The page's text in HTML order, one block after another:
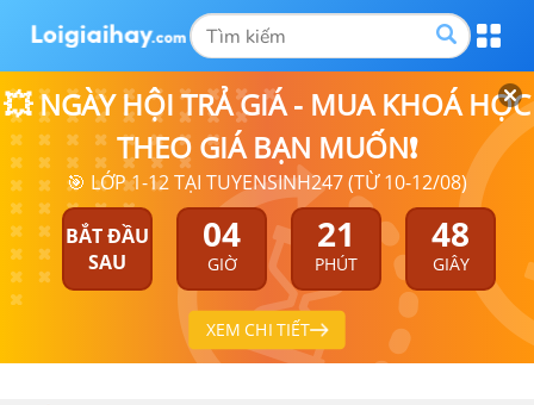
💥 NGÀY HỘI TRẢ GIÁ - MUA KHOÁ HỌC
THEO GIÁ BẠN MUỐN❗
🎯 LỚP 1-12 TẠI TUYENSINH247 (TỪ 10-12/08)
BẮT ĐẦU
SAU
04
GIỜ
21
PHÚT
48
GIÂY
XEM CHI TIẾT